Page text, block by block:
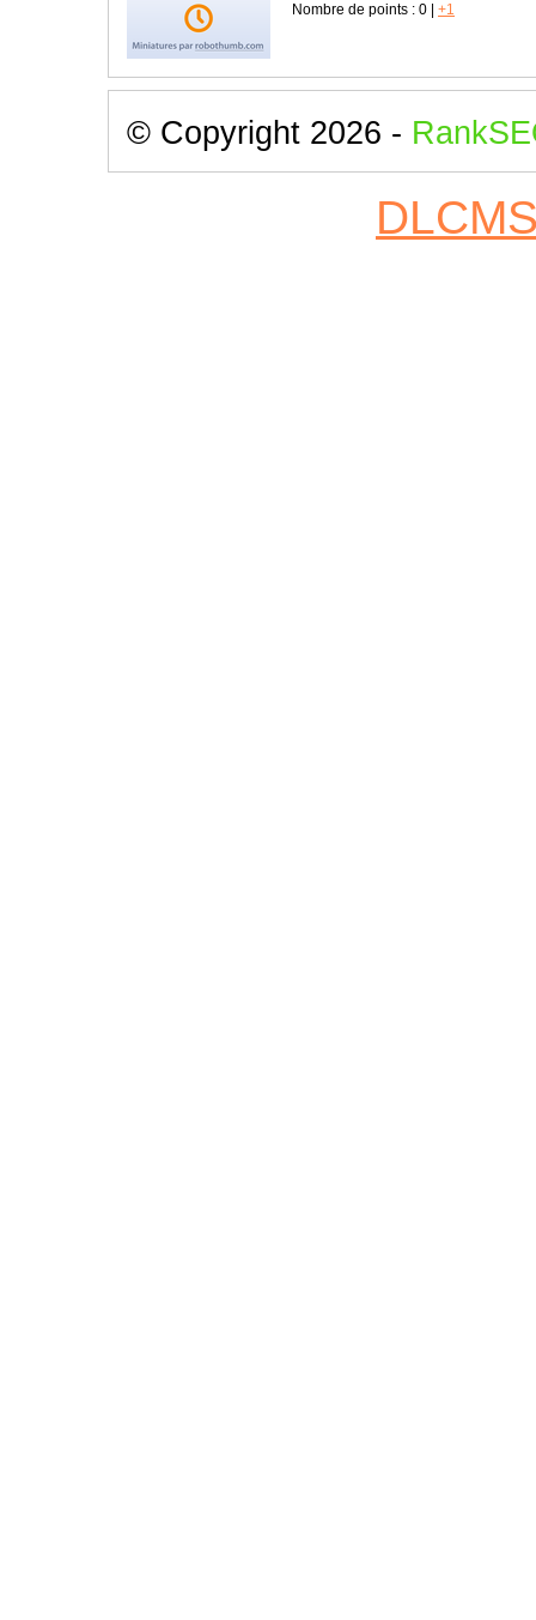
Nombre de points : 0 +1
© Copyright 2026 -